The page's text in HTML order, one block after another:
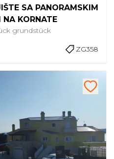
SA PANORAMSKIM
NA KORNATE
grundstück
ZG358